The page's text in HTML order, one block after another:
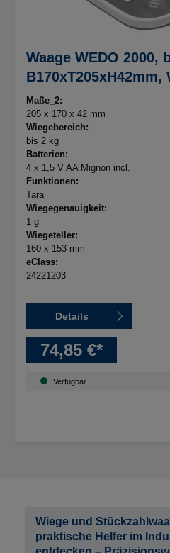
Waage WEDO 2000,
153mm
Maße_2:
205 x 170 x 42 mm
Wiegebereich:
bis 2 kg
Batterien:
4 x 1,5 V AA Mignon incl.
Funktionen:
Tara
Wiegegenauigkeit:
1 g
Wiegeteller:
160 x 153 mm
eClass:
24221203
Details
74,85 €*
Verfügbar
Wiege und
praktische Helfer im